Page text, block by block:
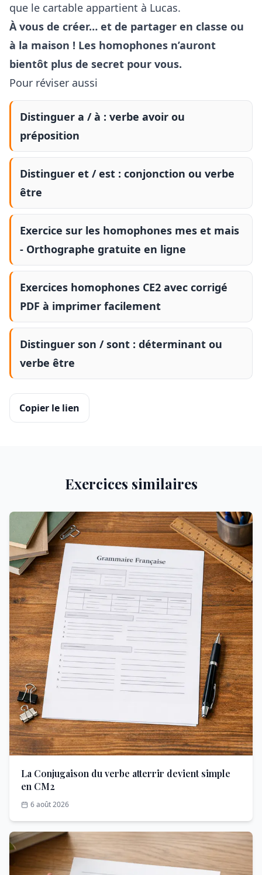
que le cartable appartient à Lucas.
À vous de créer… et de partager en classe ou
à la maison ! Les homophones n’auront
bientôt plus de secret pour vous.
Pour réviser aussi
Distinguer a / à : verbe avoir ou
préposition
Distinguer et / est : conjonction ou verbe
être
Exercice sur les homophones mes et mais
- Orthographe gratuite en ligne
Exercices homophones CE2 avec corrigé
PDF à imprimer facilement
Distinguer son / sont : déterminant ou
verbe être
Copier le lien
Exercices similaires
La Conjugaison du verbe atterrir devient simple
en CM2
6 août 2026